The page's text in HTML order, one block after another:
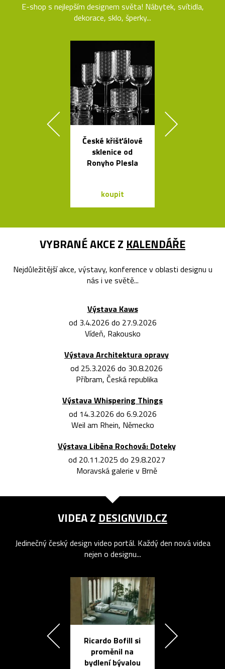
E-shop s nejlepším designem světa! Nábytek, svítidla,
dekorace, sklo, šperky...
České křišťálové
sklenice od
Ronyho Plesla
koupit
VYBRANÉ AKCE Z KALENDÁŘE
Nejdůležitější akce, výstavy, konference v oblasti designu u
nás i ve světě...
Výstava Kaws
od 3.4.2026 do 27.9.2026
Vídeň, Rakousko
Výstava Architektura opravy
od 25.3.2026 do 30.8.2026
Příbram, Česká republika
Výstava Whispering Things
od 14.3.2026 do 6.9.2026
Weil am Rhein, Německo
Výstava Liběna Rochová: Doteky
od 20.11.2025 do 29.8.2027
Moravská galerie v Brně
VIDEA Z DESIGNVID.CZ
Jedinečný český design video portál. Každý den nová videa
nejen o designu...
Ricardo Bofill si
proměnil na
bydlení bývalou